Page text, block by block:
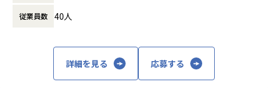
「要件定義などの上流工程に挑戦したい」
「AWS、Azureなどのクラウド案件に携わりたい」など…
希望次第では現在当社にない案件も探してくるので安心して
運用保守 → 構築 → 設計 → クラウド
件を決定します。
「構築に行きたい」「クラウドに挑戦したい」などの希望を
前提にアサインを行います。
長を通じてビジネス変革を実現することを目
主な事業は、プロジェクトマネジメント、ソ
フトウェア開発、インフラソリューション開
発です。官公庁向けのMicrosoft 365移行（1
従業員数 40人
詳細を見る 応募する